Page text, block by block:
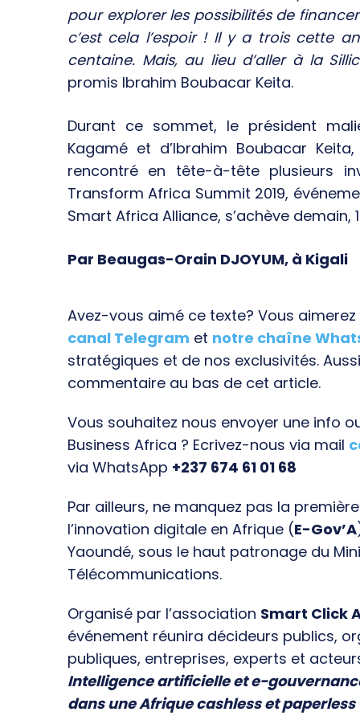
pour explorer les possibilités de
c’est cela l’espoir ! Il y a trois cette
centaine. Mais, au lieu d’aller à la
promis Ibrahim Boubacar Keita.
Durant ce sommet, le président
Kagamé et d’Ibrahim Boubacar
rencontré en tête-à-tête plusieurs
Transform Africa Summit 2019,
Smart Africa Alliance, s’achève demain,
Par Beaugas-Orain DJOYUM, à Kigali
Avez-vous aimé ce texte? Vous
canal Telegram et notre chaîne
stratégiques et de nos exclusivités.
commentaire au bas de cet article.
Vous souhaitez nous envoyer une info
Business Africa ? Ecrivez-nous via mail
via WhatsApp +237 674 61 01 68
Par ailleurs, ne manquez pas la
l’innovation digitale en Afrique (E-Gov’A
Yaoundé, sous le haut patronage du
Télécommunications.
Organisé par l’association Smart Click
événement réunira décideurs publics,
publiques, entreprises, experts et
Intelligence artificielle et e-
dans une Afrique cashless et paperless